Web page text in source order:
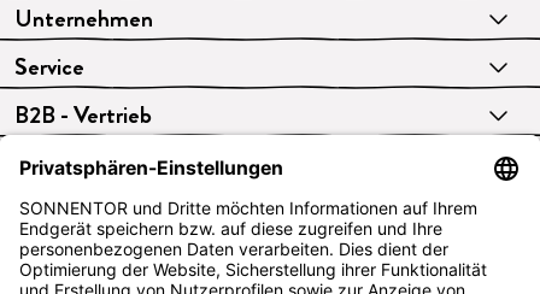
Unternehmen
Service
B2B - Vertrieb
Deutsch